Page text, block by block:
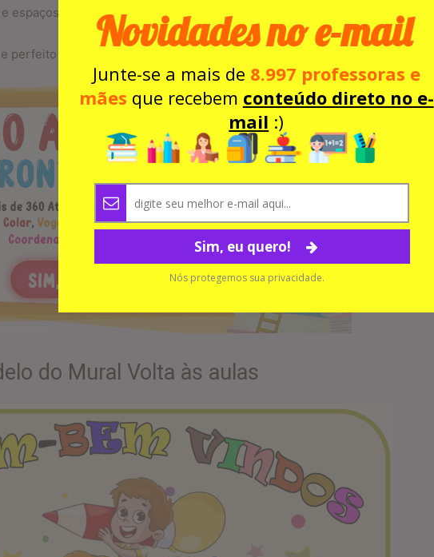
espaços mais visíveis.
perfeito para tornar o início do ano letivo ainda mais especial.
do Mural Volta às aulas
Junte-se a mais de 8.997 professoras e
mães que recebem conteúdo direto no e-
mail :)
Sim, eu quero!
Novidades no e-mail
Nós protegemos sua privacidade.